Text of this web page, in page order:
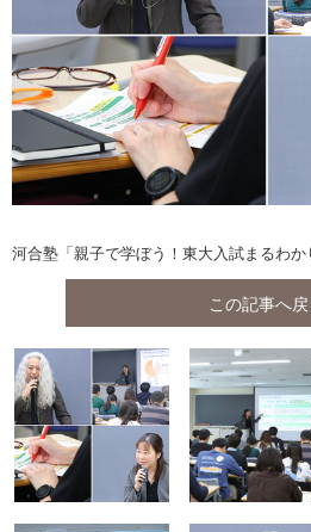
河合塾「親子で学ぼう！東大入試まるわ
この記事へ戻